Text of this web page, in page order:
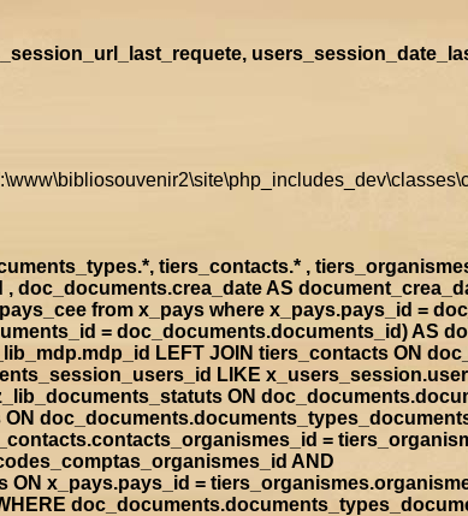
tiers_contacts.* ,
AS
from x_pays where x_pays.pays_id =
= doc_documents.documents_id) AS
LEFT JOIN tiers_contacts ON
LIKE
ON
=
AND
x_pays.pays_id =